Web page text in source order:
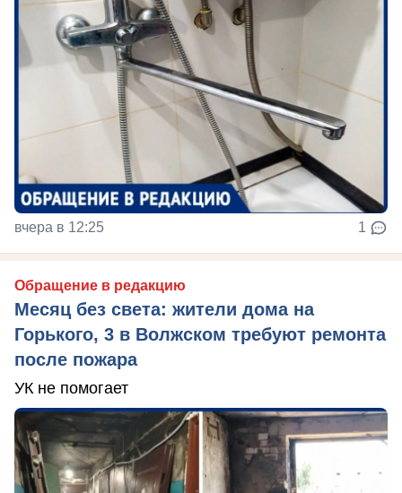
вчера в 12:25 1
Обращение в редакцию
Месяц без света: жители дома на
Горького, 3 в Волжском требуют ремонта
после пожара
УК не помогает